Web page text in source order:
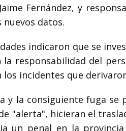
Fernández, y
nuevos datos.
indicaron que se
responsabilidad del
los incidentes que
y la consiguiente fuga
"alerta", hicieran el
un penal en la